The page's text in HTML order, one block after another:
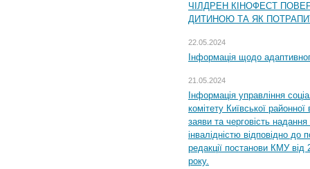
ЧІЛДРЕН КІНОФЕСТ
ДИТИНОЮ ТА ЯК
22.05.2024
Інформація щодо
21.05.2024
Інформація управління
комітету Київської
заяви та черговість надання
інвалідністю відповідно
редакції постанови КМУ від
року.